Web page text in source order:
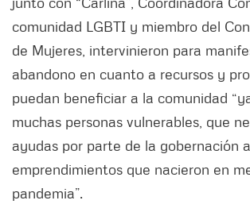
comunidad LGBTI y miembro del
de Mujeres, intervinieron para
abandono en cuanto a recursos y
puedan beneficiar a la comunidad
muchas personas vulnerables, que
ayudas por parte de la gobernación
emprendimientos que nacieron en
pandemia”.